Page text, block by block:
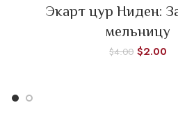
ADD TO CART
Экарт цур Ниден:
мельницу
$4.00 $2.00